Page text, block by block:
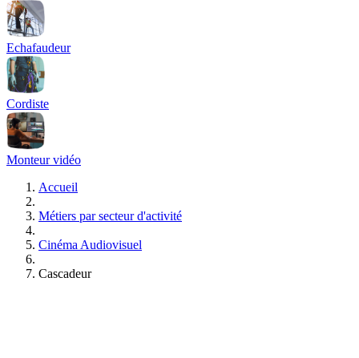
Echafaudeur
Cordiste
Monteur vidéo
Accueil
Métiers par secteur d'activité
Cinéma Audiovisuel
Cascadeur